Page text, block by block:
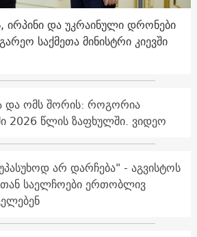
ირპინი და უკრაინული დრონები
საქმეთა მინისტრი კიევში
და ომს შორის: როგორია
2026 წლის ზაფხულში. ვიდეო
არ დარჩება" - აგვისტოს
საელჩოები ერთობლივ